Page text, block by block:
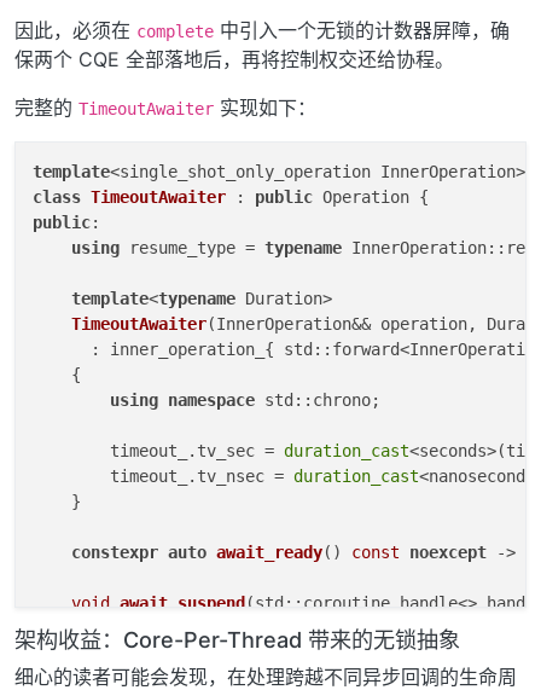
因此，必须在 complete 中引入一个无锁的计数器屏障，确
保两个 CQE 全部落地后，再将控制权交还给协程。
完整的 TimeoutAwaiter 实现如下：
template
class TimeoutAwaiter : public
public:
using resume_type = typename
template<typename Duration>
TimeoutAwaiter(InnerOperation&& operation,
      : inner_operation_{
    {
using namespace std::chrono;
        timeout_.tv_sec =
duration_cast
        timeout_.tv_nsec =
duration_cast
    }
constexpr auto await_ready() const noexcept ->
void await_suspend(std::coroutine_handle<>
{
        handle_ = handle;
架构收益：Core-Per-Thread 带来的无锁抽象
细心的读者可能会发现，在处理跨越不同异步回调的生命周